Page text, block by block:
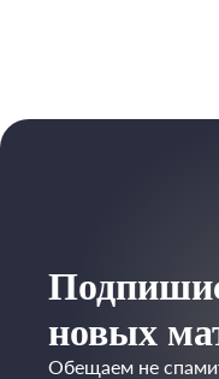
новых
Обещаем не